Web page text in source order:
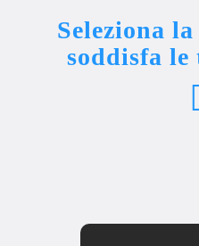
Seleziona
soddisfa le